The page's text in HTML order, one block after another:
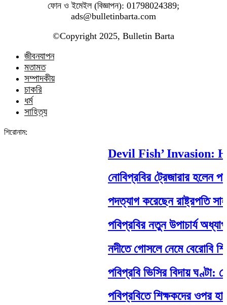
ফোন ও ইমেইল (বিজ্ঞাপন): 01798024389;
ads@bulletinbarta.com
©️Copyright 2025, Bulletin Barta
জীবনযাপন
মতামত
সম্পাদকীয়
চাকরি
ধর্ম
সাহিত্য
শিরোনাম:
Devil Fish’ Invasion:
নোবিপ্রবির ট্রেজারার হলেন
পদত্যাগ করেছেন রাষ্ট্রপতি
পবিপ্রবির নতুন উপাচার্য
নদীতে গোসলে নেমে বেরোবি
পবিপ্রবি ভিসির বিদায় ঘণ্টা:
পবিপ্রবিতে শিক্ষকদের ওপর